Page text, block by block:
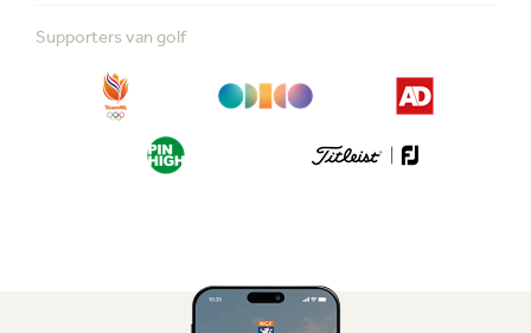
Supporters van golf